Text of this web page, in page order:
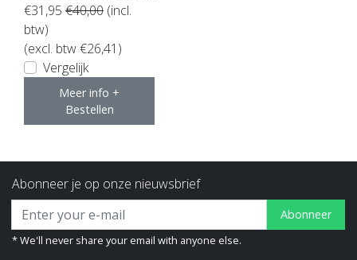
€31,95 €40,00 (incl.
btw)
(excl. btw €26,41)
Vergelijk
Meer info +
Bestellen
Abonneer je op onze nieuwsbrief
Abonneer
* We'll never share your email with anyone else.